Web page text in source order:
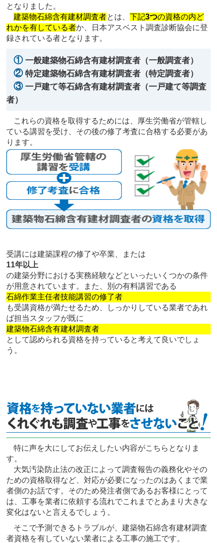
となりました。
建築物石綿含有建材調査者とは、下記3つの資格の内ど
れかを有している者か、日本アスベスト調査診断協会に登
録されている者となります。
①一般建築物石綿含有建材調査者（一般調査者）
②特定建築物石綿含有建材調査者（特定調査者）
③一戸建て等石綿含有建材調査者（一戸建て等調査
者）
これらの資格を取得するためには、厚生労働省が管轄し
ている講習を受け、その後の修了考査に合格する必要があ
ります。
受講には建築課程の修了や卒業、または
11年以上
の建築分野における実務経験などといったいくつかの条件
が用意されています。また、別の有料講習である
石綿作業主任者技能講習の修了者
も受講資格が満たせるため、しっかりしている業者であれ
ば担当スタッフが既に
建築物石綿含有建材調査者
として認められる資格を持っていると考えて良いでしょ
う。
特に声を大にしてお伝えしたい内容がこちらとなりま
す。
大気汚染防止法の改正によって調査報告の義務化やその
ための資格取得など、対応が必要になったのはあくまで業
者側のお話です。そのため発注者側であるお客様にとって
は、工事を業者に依頼する流れでこれまでとあまり大きな
変化はないと言えるでしょう。
そこで予測できるトラブルが、建築物石綿含有建材調査
者資格を有していない業者による工事の施工です。